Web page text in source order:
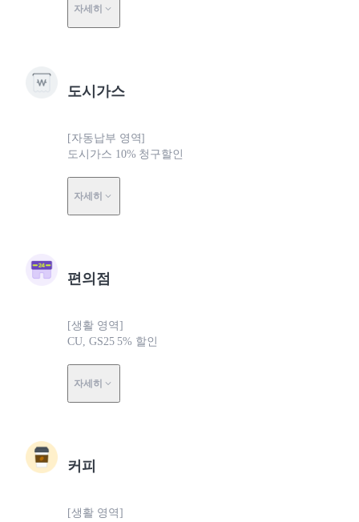
자세히
도시가스
[자동납부 영역]
도시가스 10% 청구할인
자세히
편의점
[생활 영역]
CU, GS25 5% 할인
자세히
커피
[생활 영역]